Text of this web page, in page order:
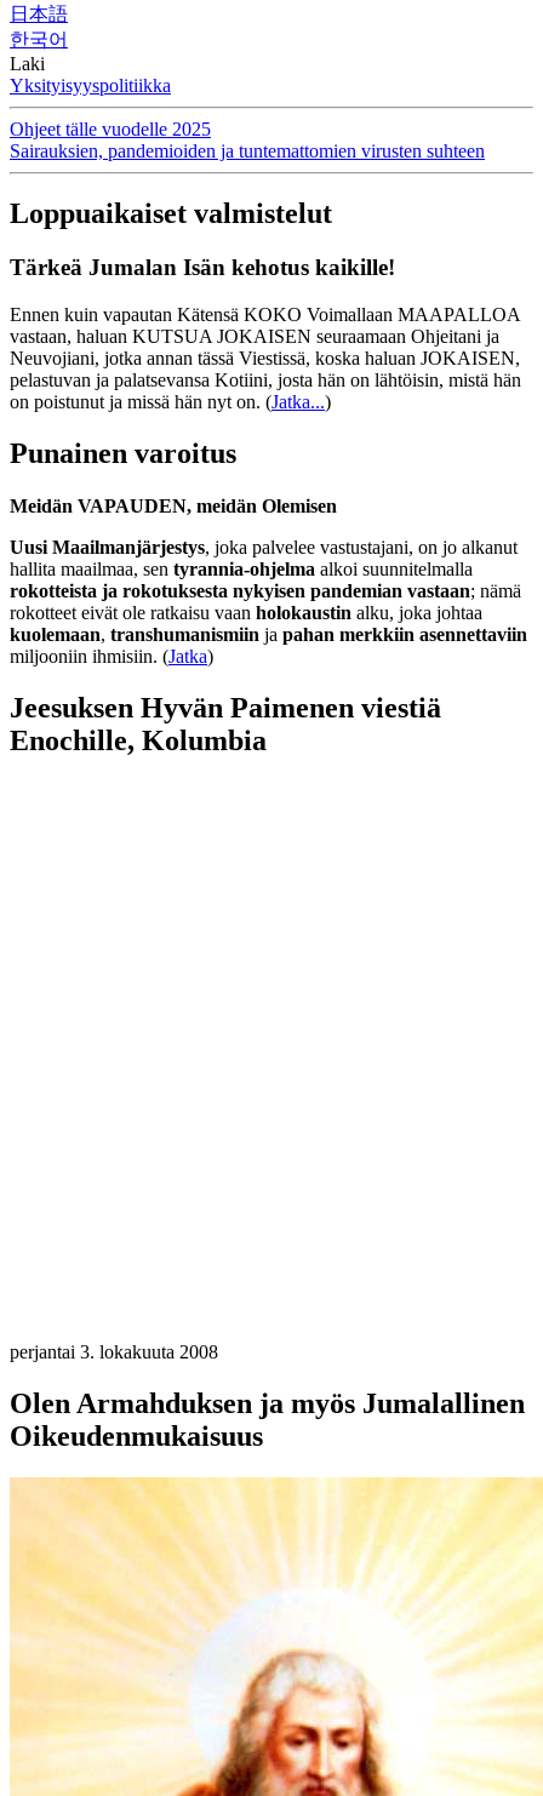
日本語
한국어
Laki
Yksityisyyspolitiikka
Ohjeet tälle vuodelle 2025
Sairauksien, pandemioiden ja tuntemattomien virusten suhteen
Loppuaikaiset valmistelut
Tärkeä Jumalan Isän kehotus kaikille!
Ennen kuin vapautan Kätensä KOKO Voimallaan MAAPALLOA
vastaan, haluan KUTSUA JOKAISEN seuraamaan Ohjeitani ja
Neuvojiani, jotka annan tässä Viestissä, koska haluan JOKAISEN,
pelastuvan ja palatsevansa Kotiini, josta hän on lähtöisin, mistä hän
on poistunut ja missä hän nyt on. (Jatka...)
Punainen varoitus
Meidän VAPAUDEN, meidän Olemisen
Uusi Maailmanjärjestys, joka palvelee vastustajani, on jo alkanut
hallita maailmaa, sen tyrannia-ohjelma alkoi suunnitelmalla
rokotteista ja rokotuksesta nykyisen pandemian vastaan; nämä
rokotteet eivät ole ratkaisu vaan holokaustin alku, joka johtaa
kuolemaan, transhumanismiin ja pahan merkkiin asennettaviin
miljooniin ihmisiin. (Jatka)
Jeesuksen Hyvän Paimenen viestiä
Enochille, Kolumbia
perjantai 3. lokakuuta 2008
Olen Armahduksen ja myös Jumalallinen
Oikeudenmukaisuus